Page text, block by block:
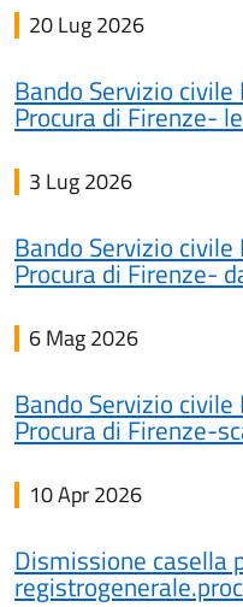
20 Lug 2026
Bando Servizio
Procura di Firenze-
3 Lug 2026
Bando Servizio
Procura di Firenze-
6 Mag 2026
Bando Servizio
Procura di Firenze-
10 Apr 2026
Dismissione casella